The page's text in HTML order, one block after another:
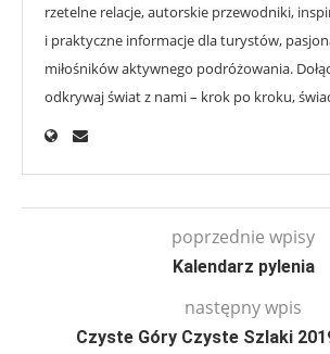
rzetelne relacje, autorskie przewodniki,
i praktyczne informacje dla turystów,
miłośników aktywnego podróżowania.
odkrywaj świat z nami – krok po kroku,
poprzednie wpisy
Kalendarz pylenia
następny wpis
Czyste Góry Czyste Szlaki